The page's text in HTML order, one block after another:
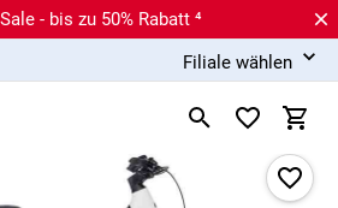
- bis zu 50% Rabatt ⁴
Filiale wählen